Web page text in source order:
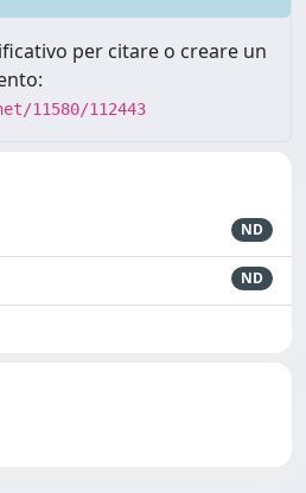
per citare o creare un
11580/112443
ND
ND